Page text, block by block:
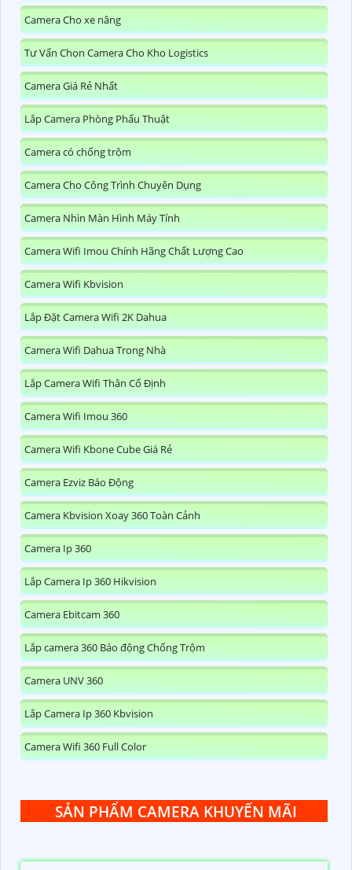
Camera Cho xe nâng
Tư Vấn Chọn Camera Cho Kho Logistics
Camera Giá Rẻ Nhất
Lắp Camera Phòng Phẩu Thuật
Camera có chống trộm
Camera Cho Công Trình Chuyên Dụng
Camera Nhìn Màn Hình Máy Tính
Camera Wifi Imou Chính Hãng Chất Lượng Cao
Camera Wifi Kbvision
Lắp Đặt Camera Wifi 2K Dahua
Camera Wifi Dahua Trong Nhà
Lắp Camera Wifi Thân Cố Định
Camera Wifi Imou 360
Camera Wifi Kbone Cube Giá Rẻ
Camera Ezviz Báo Động
Camera Kbvision Xoay 360 Toàn Cảnh
Camera Ip 360
Lắp Camera Ip 360 Hikvision
Camera Ebitcam 360
Lắp camera 360 Báo động Chống Trộm
Camera UNV 360
Lắp Camera Ip 360 Kbvision
Camera Wifi 360 Full Color
SẢN PHẨM CAMERA KHUYẾN MÃI